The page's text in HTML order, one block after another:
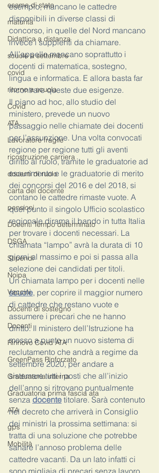
esame di stato
maturità
Didattica a distanza
scuole a settembre
covid
ritorno a scuola
Covid
ATA
Lavoratore fragile
ricostruzione carriera
docenti di ruolo
carta del docente
pensioni
Docenti Tempo determinato
DSGA
Stipendi
Noipa
Vaccini
Docenti di sostegno
Docenti
Rinnovo Covid ATA
GreenPass Rinforzato
Graduatoria interna
Graduatoria prima fascia ata
ATA
gps
Mobilità
esempio, mancano le cattedre
disponibili in diverse classi di
concorso, in quelle del Nord mancano
invece i supplenti da chiamare.
All’appello mancano soprattutto i
docenti di matematica, sostegno,
lingua e informatica. E allora basta far
incontrare queste due esigenze.
Il piano ad hoc, allo studio del
ministero, prevede un nuovo
passaggio nelle chiamate dei docenti
per l’assunzione. Una volta convocati
regione per regione tutti gli aventi
diritto al ruolo, tramite le graduatorie ad
esaurimento e le graduatorie di merito
dei concorsi del 2016 e del 2018, si
contano le cattedre rimaste vuote. A
quel punto il singolo Ufficio scolastico
regionale dirama il bando in tutta Italia
per trovare i docenti necessari. La
chiamata “lampo” avrà la durata di 10
giorni al massimo e poi si passa alla
selezione dei candidati per titoli.
Un chiamata lampo per i docenti nelle
scuole, per coprire il maggior numero
di cattedre che restano vuote e
assumere i precari che ne hanno
diritto. Il ministero dell’Istruzione ha
messo a punto un nuovo sistema di
reclutamento che andrà a regime da
settembre 2020, per andare a
sistemare tutti i posti che all’inizio
dell’anno si ritrovano puntualmente
senza docente titolare. Sarà contenuto
nel decreto che arriverà in Consiglio
dei ministri la prossima settimana: si
tratta di una soluzione che potrebbe
sanare l’annoso problema delle
cattedre vacanti. Da un lato infatti ci
sono migliaia di precari senza lavoro,